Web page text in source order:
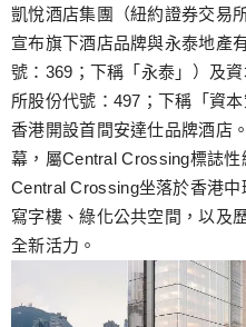
跳
至
主
要
內
容
凱悅酒店集團（紐約證券交易
宣布旗下酒店品牌與永泰地產
號：369；下稱「永泰」）及
所股份代號：497；下稱「資
香港開設首間安達仕品牌酒店
幕，屬Central Crossing標誌性
Central Crossing坐落於香港
寫字樓、綠化公共空間，以及
全新活力。